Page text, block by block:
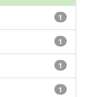
1
1
1
1